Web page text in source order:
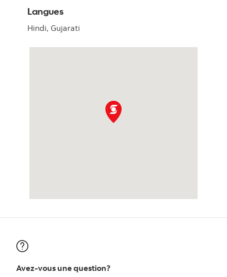
Langues
Hindi, Gujarati
Avez-vous une question?